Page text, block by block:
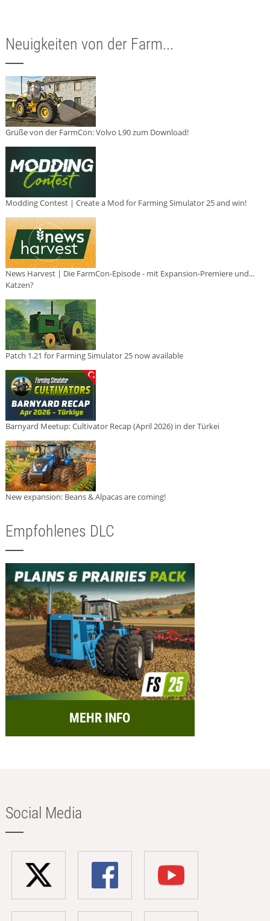
Neuigkeiten von der Farm...
Grüße von der FarmCon: Volvo L90 zum Download!
Modding Contest | Create a Mod for Farming Simulator 25 and win!
News Harvest | Die FarmCon-Episode - mit Expansion-Premiere und...
Katzen?
Patch 1.21 for Farming Simulator 25 now available
Barnyard Meetup: Cultivator Recap (April 2026) in der Türkei
New expansion: Beans & Alpacas are coming!
Empfohlenes DLC
MEHR INFO
Social Media